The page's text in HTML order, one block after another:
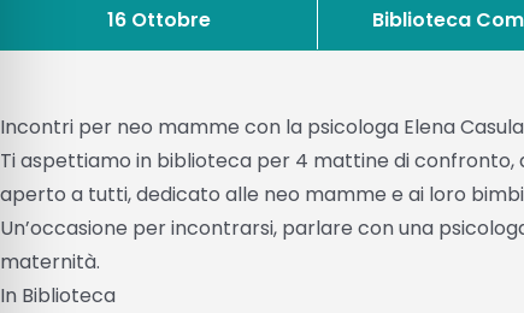
16 Ottobre
Biblioteca
Incontri per neo mamme con la psicologa Elena Casula
Ti aspettiamo in biblioteca per 4 mattine di confronto,
aperto a tutti, dedicato alle neo mamme e ai loro
Un’occasione per incontrarsi, parlare con una
maternità.
In Biblioteca